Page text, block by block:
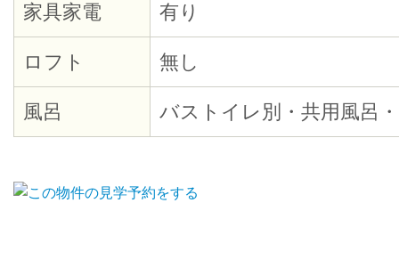
家具家電 有り
ロフト 無し
風呂 バストイレ別・共用風呂